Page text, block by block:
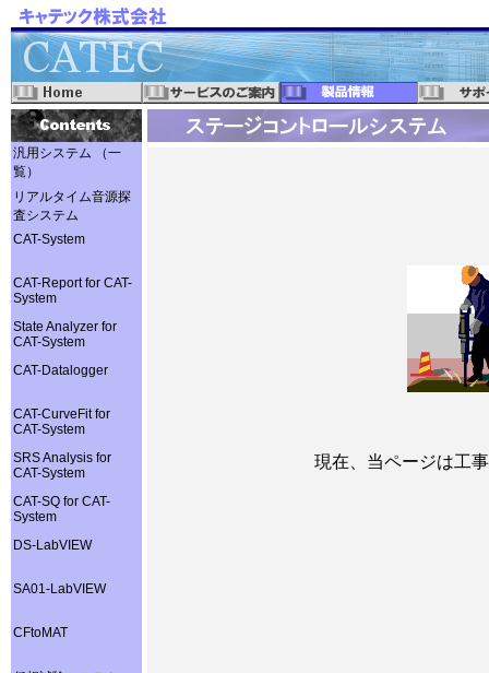
現在、当ページは工
汎用システム （一
覧）
リアルタイム音源探
査システム
CAT-System
CAT-Report for CAT-
System
State Analyzer for
CAT-System
CAT-Datalogger
CAT-CurveFit for
CAT-System
SRS Analysis for
CAT-System
CAT-SQ for CAT-
System
DS-LabVIEW
SA01-LabVIEW
CFtoMAT